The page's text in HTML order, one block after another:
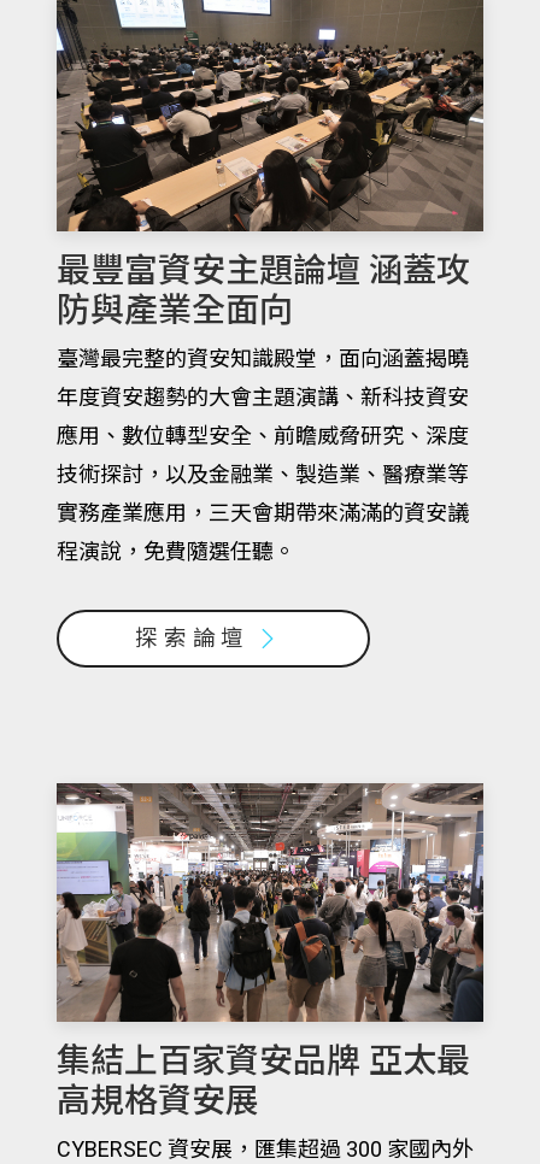
最豐富資安主題論壇 涵蓋攻
防與產業全面向
臺灣最完整的資安知識殿堂，面向涵蓋揭曉
年度資安趨勢的大會主題演講、新科技資安
應用、數位轉型安全、前瞻威脅研究、深度
技術探討，以及金融業、製造業、醫療業等
實務產業應用，三天會期帶來滿滿的資安議
程演說，免費隨選任聽。
探索論壇
集結上百家資安品牌 亞太最
高規格資安展
CYBERSEC 資安展，匯集超過 300 家國內外